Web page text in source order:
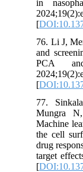
in
[
76. Li J,
and
PCA
[
77.
Mungra
Machine
the cell
drug
target
[